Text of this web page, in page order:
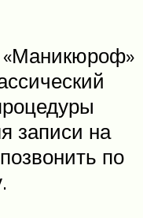
«Маникюроф»
записи на
по